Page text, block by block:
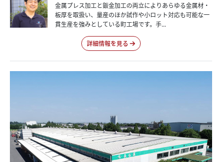
金属プレス加工と鈑金加工の両立によりあらゆる金属材・
板厚を取扱い、量産のほか試作や小ロット対応も可能な一
貫生産を強みとしている町工場です。手...
詳細情報を見る